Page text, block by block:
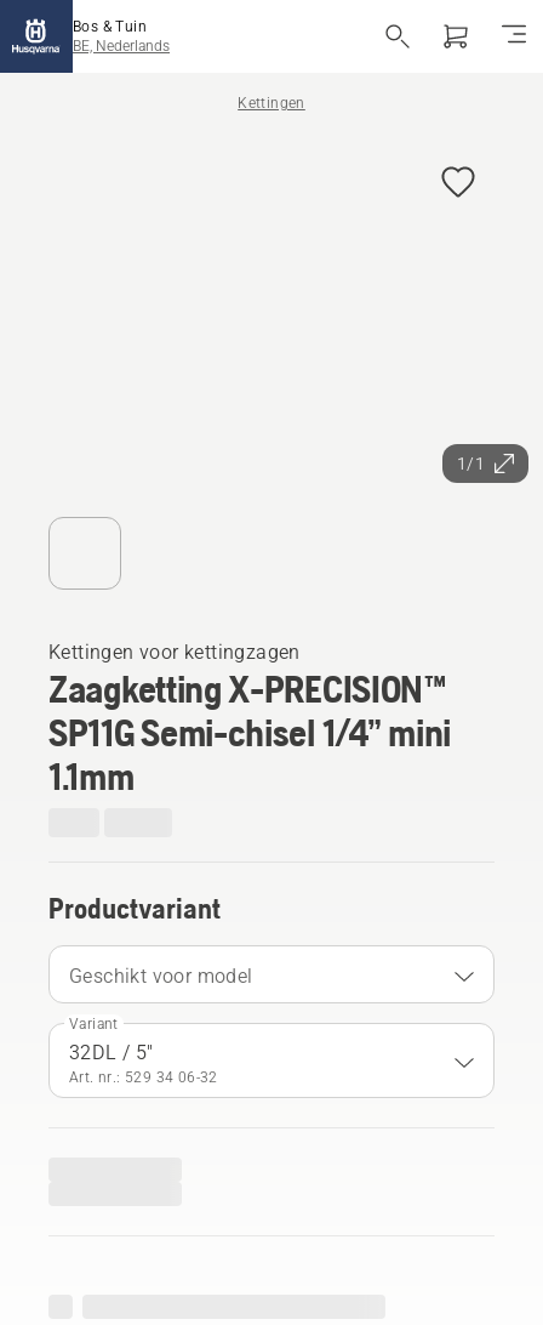
Bos & Tuin
BE, Nederlands
Kettingen
1/1
Kettingen voor kettingzagen
Zaagketting X-PRECISION™
SP11G Semi-chisel 1/4” mini
1.1mm
Productvariant
Geschikt voor model
Variant
32DL / 5"
Art. nr.: 529 34 06‑32